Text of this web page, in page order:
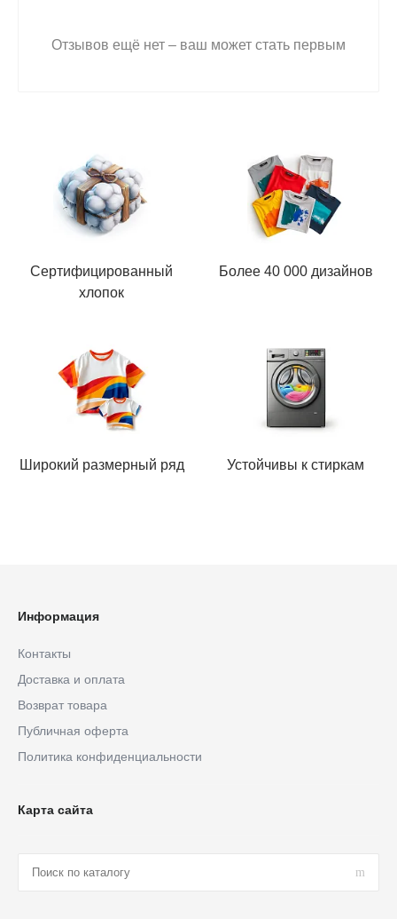
Отзывов ещё нет – ваш может стать первым
Сертифицированный
хлопок
Более 40 000 дизайнов
Широкий размерный ряд Устойчивы к стиркам
Информация
Контакты
Доставка и оплата
Возврат товара
Публичная оферта
Политика конфиденциальности
Карта сайта